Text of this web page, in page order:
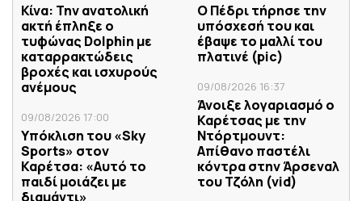
Κίνα: Την ανατολική
ακτή έπληξε ο
τυφώνας Dolphin με
καταρρακτώδεις
βροχές και ισχυρούς
ανέμους
09/08/2026 17:00
Υπόκλιση του «Sky
Sports» στον
Καρέτσα: «Αυτό το
παιδί μοιάζει με
διαμάντι»
Ο Πέδρι τήρησε την
υπόσχεσή του και
έβαψε το μαλλί του
πλατινέ (pic)
09/08/2026 16:37
Άνοιξε λογαριασμό ο
Καρέτσας με την
Ντόρτμουντ:
Απίθανο παστέλι
κόντρα στην Άρσεναλ
του Τζόλη (vid)